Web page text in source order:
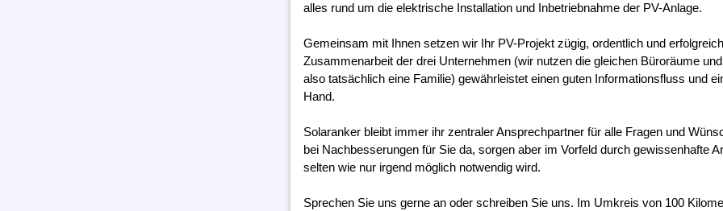
alles rund um die elektrische Installation und Inbetriebnahme der PV-Anlage.
Gemeinsam mit Ihnen setzen wir Ihr PV-Projekt zügig, ordentlich und
Zusammenarbeit der drei Unternehmen (wir nutzen die gleichen Büroräume
also tatsächlich eine Familie) gewährleistet einen guten Informationsfluss und
Hand.
Solaranker bleibt immer ihr zentraler Ansprechpartner für alle Fragen und
bei Nachbesserungen für Sie da, sorgen aber im Vorfeld durch gewissenhafte
selten wie nur irgend möglich notwendig wird.
Sprechen Sie uns gerne an oder schreiben Sie uns. Im Umkreis von 100